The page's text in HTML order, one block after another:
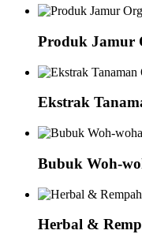
Produk Jamur
Ekstrak
Bubuk Woh-
Herbal &